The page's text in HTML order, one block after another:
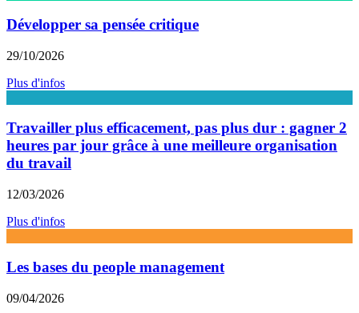
Développer sa pensée critique
29/10/2026
Plus d'infos
Travailler plus efficacement, pas plus dur : gagner 2
heures par jour grâce à une meilleure organisation
du travail
12/03/2026
Plus d'infos
Les bases du people management
09/04/2026